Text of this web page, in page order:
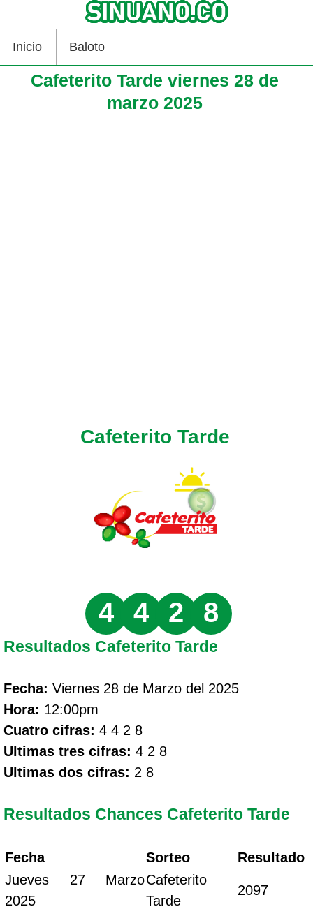
Inicio Baloto
Cafeterito Tarde viernes 28 de
marzo 2025
Cafeterito Tarde
4 4 2 8
Resultados Cafeterito Tarde
Fecha: Viernes 28 de Marzo del 2025
Hora: 12:00pm
Cuatro cifras: 4 4 2 8
Ultimas tres cifras: 4 2 8
Ultimas dos cifras: 2 8
Resultados Chances Cafeterito Tarde
Fecha Sorteo
Resultado
Jueves 27 Marzo
2025
Cafeterito
Tarde
2097